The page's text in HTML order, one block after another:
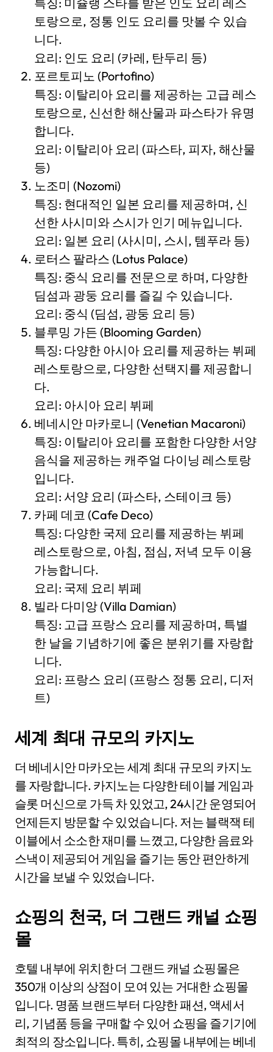
토랑으로, 정통 인도 요리를 맛볼 수 있습
니다.
요리: 인도 요리 (카레, 탄두리 등)
포르토피노 (Portofino)
특징: 이탈리아 요리를 제공하는 고급 레스
토랑으로, 신선한 해산물과 파스타가 유명
합니다.
요리: 이탈리아 요리 (파스타, 피자, 해산물
등)
노조미 (Nozomi)
특징: 현대적인 일본 요리를 제공하며, 신
선한 사시미와 스시가 인기 메뉴입니다.
요리: 일본 요리 (사시미, 스시, 템푸라 등)
로터스 팔라스 (Lotus Palace)
특징: 중식 요리를 전문으로 하며, 다양한
딤섬과 광둥 요리를 즐길 수 있습니다.
요리: 중식 (딤섬, 광둥 요리 등)
블루밍 가든 (Blooming Garden)
특징: 다양한 아시아 요리를 제공하는 뷔페
레스토랑으로, 다양한 선택지를 제공합니
다.
요리: 아시아 요리 뷔페
베네시안 마카로니 (Venetian Macaroni)
특징: 이탈리아 요리를 포함한 다양한 서양
음식을 제공하는 캐주얼 다이닝 레스토랑
입니다.
요리: 서양 요리 (파스타, 스테이크 등)
카페 데코 (Cafe Deco)
특징: 다양한 국제 요리를 제공하는 뷔페
레스토랑으로, 아침, 점심, 저녁 모두 이용
가능합니다.
요리: 국제 요리 뷔페
빌라 다미앙 (Villa Damian)
특징: 고급 프랑스 요리를 제공하며, 특별
한 날을 기념하기에 좋은 분위기를 자랑합
니다.
요리: 프랑스 요리 (프랑스 정통 요리, 디저
트)
세계 최대 규모의 카지노
더 베네시안 마카오는 세계 최대 규모의 카지노
를 자랑합니다. 카지노는 다양한 테이블 게임과
슬롯 머신으로 가득 차 있었고, 24시간 운영되어
언제든지 방문할 수 있었습니다. 저는 블랙잭 테
이블에서 소소한 재미를 느꼈고, 다양한 음료와
스낵이 제공되어 게임을 즐기는 동안 편안하게
시간을 보낼 수 있었습니다.
쇼핑의 천국, 더 그랜드 캐널 쇼핑
몰
호텔 내부에 위치한 더 그랜드 캐널 쇼핑몰은
350개 이상의 상점이 모여 있는 거대한 쇼핑몰
입니다. 명품 브랜드부터 다양한 패션, 액세서
리, 기념품 등을 구매할 수 있어 쇼핑을 즐기기에
최적의 장소입니다. 특히, 쇼핑몰 내부에는 베네